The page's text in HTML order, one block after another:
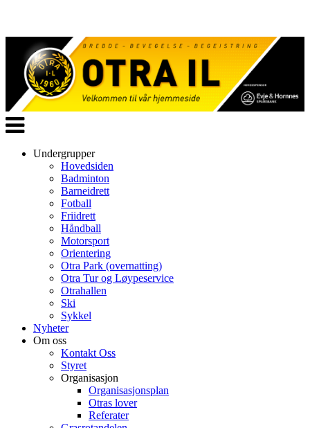
Veksle
navigasjon
Undergrupper
Hovedsiden
Badminton
Barneidrett
Fotball
Friidrett
Håndball
Motorsport
Orientering
Otra Park (overnatting)
Otra Tur og Løypeservice
Otrahallen
Ski
Sykkel
Nyheter
Om oss
Kontakt Oss
Styret
Organisasjon
Organisasjonsplan
Otras lover
Referater